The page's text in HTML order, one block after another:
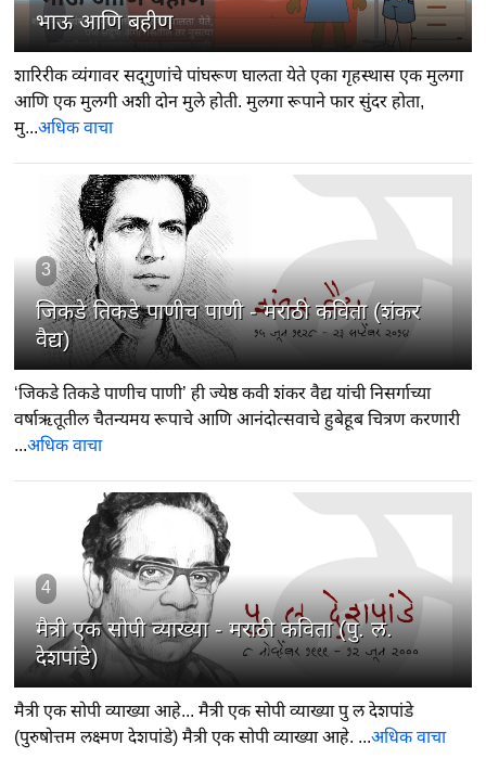
भाऊ आणि बहीण
शारिरीक व्यंगावर सद्‍गुणांचे पांघरूण घालता येते एका गृहस्थास एक मुलगा
आणि एक मुलगी अशी दोन मुले होती. मुलगा रूपाने फार सुंदर होता,
मु...अधिक वाचा
3
जिकडे तिकडे पाणीच पाणी - मराठी कविता (शंकर
वैद्य)
‘जिकडे तिकडे पाणीच पाणी’ ही ज्येष्ठ कवी शंकर वैद्य यांची निसर्गाच्या
वर्षाऋतूतील चैतन्यमय रूपाचे आणि आनंदोत्सवाचे हुबेहूब चित्रण करणारी
...अधिक वाचा
4
मैत्री एक सोपी व्याख्या - मराठी कविता (पु. ल.
देशपांडे)
मैत्री एक सोपी व्याख्या आहे... मैत्री एक सोपी व्याख्या पु ल देशपांडे
(पुरुषोत्तम लक्ष्मण देशपांडे) मैत्री एक सोपी व्याख्या आहे. ...अधिक वाचा